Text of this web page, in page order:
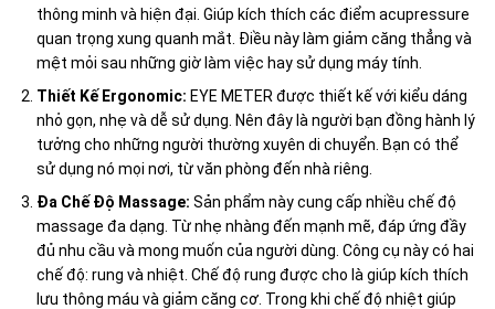
thông minh và hiện đại. Giúp kích thích các điểm acupressure
quan trọng xung quanh mắt. Điều này làm giảm căng thẳng và
mệt mỏi sau những giờ làm việc hay sử dụng máy tính.
Thiết Kế Ergonomic: EYE METER được thiết kế với kiểu dáng
nhỏ gọn, nhẹ và dễ sử dụng. Nên đây là người bạn đồng hành lý
tưởng cho những người thường xuyên di chuyển. Bạn có thể
sử dụng nó mọi nơi, từ văn phòng đến nhà riêng.
Đa Chế Độ Massage: Sản phẩm này cung cấp nhiều chế độ
massage đa dạng. Từ nhẹ nhàng đến mạnh mẽ, đáp ứng đầy
đủ nhu cầu và mong muốn của người dùng. Công cụ này có hai
chế độ: rung và nhiệt. Chế độ rung được cho là giúp kích thích
lưu thông máu và giảm căng cơ. Trong khi chế độ nhiệt giúp